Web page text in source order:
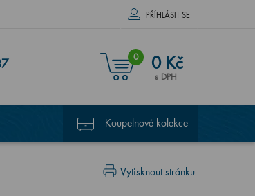
PŘÍHLÁSIT SE
0 0 Kč
s DPH
Koupelnové kolekce
Vytisknout stránku